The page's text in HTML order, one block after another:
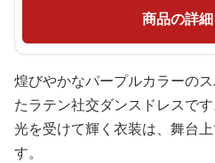
商品の詳
煌びやかなパープルカラーの
たラテン社交ダンスドレスです
光を受けて輝く衣装は、舞台
す。